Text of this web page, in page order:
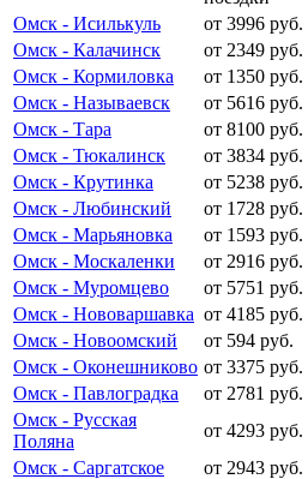
Омск - Исилькуль
от 3996 руб.
Омск - Калачинск
от 2349 руб.
Омск - Кормиловка
от 1350 руб.
Омск - Называевск
от 5616 руб.
Омск - Тара
от 8100 руб.
Омск - Тюкалинск
от 3834 руб.
Омск - Крутинка
от 5238 руб.
Омск - Любинский
от 1728 руб.
Омск - Марьяновка
от 1593 руб.
Омск - Москаленки
от 2916 руб.
Омск - Муромцево
от 5751 руб.
Омск - Нововаршавка от 4185 руб.
Омск - Новоомский
от 594 руб.
Омск - Оконешниково от 3375 руб.
Омск - Павлоградка
от 2781 руб.
Омск - Русская
Поляна
от 4293 руб.
Омск - Саргатское
от 2943 руб.